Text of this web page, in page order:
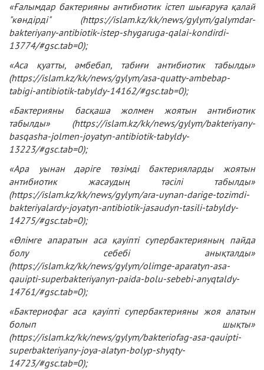
«Ғалымдар бактерияны антибиотик істеп шығаруға қалай
"көндірді" (https://islam.kz/kk/news/gylym/galymdar-
bakteriyany-antibiotik-istep-shygaruga-qalai-kondirdi-
13774/#gsc.tab=0);
«Аса қуатты, әмбебап, табиғи антибиотик табылды»
(https://islam.kz/kk/news/gylym/asa-quatty-ambebap-
tabigi-antibiotik-tabyldy-14162/#gsc.tab=0);
«Бактерияны басқаша жолмен жоятын антибиотик
табылды» (https://islam.kz/kk/news/gylym/bakteriyany-
basqasha-jolmen-joyatyn-antibiotik-tabyldy-
13223/#gsc.tab=0);
«Ара уынан дәріге төзімді бактерияларды жоятын
антибиотик жасаудың тәсілі табылды»
(https://islam.kz/kk/news/gylym/ara-uynan-darige-tozimdi-
bakteriyalardy-joyatyn-antibiotik-jasaudyn-tasili-tabyldy-
14275/#gsc.tab=0);
«Өлімге апаратын аса қауіпті супербактерияның пайда
болу себебі анықталды»
(https://islam.kz/kk/news/gylym/olimge-aparatyn-asa-
qauipti-superbakteriyanyn-paida-bolu-sebebi-anyqtaldy-
14761/#gsc.tab=0);
«Бактериофаг аса қауіпті супербактерияны жоя алатын
болып шықты»
(https://islam.kz/kk/news/gylym/bakteriofag-asa-qauipti-
superbakteriyany-joya-alatyn-bolyp-shyqty-
14723/#gsc.tab=0);